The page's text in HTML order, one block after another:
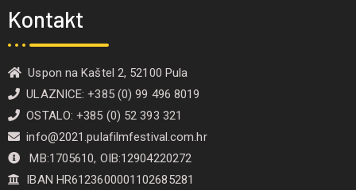
Kontakt
Uspon na Kaštel 2, 52100 Pula
ULAZNICE: +385 (0) 99 496 8019
OSTALO: +385 (0) 52 393 321
info@2021.pulafilmfestival.com.hr
MB:1705610, OIB:12904220272
IBAN HR6123600001102685281